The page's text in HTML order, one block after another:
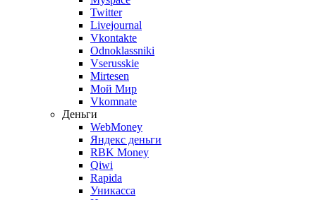
Twitter
Livejournal
Vkontakte
Odnoklassniki
Vserusskie
Mirtesen
Мой Мир
Vkomnate
Деньги
WebMoney
Яндекс деньги
RBK Money
Qiwi
Rapida
Уникасса